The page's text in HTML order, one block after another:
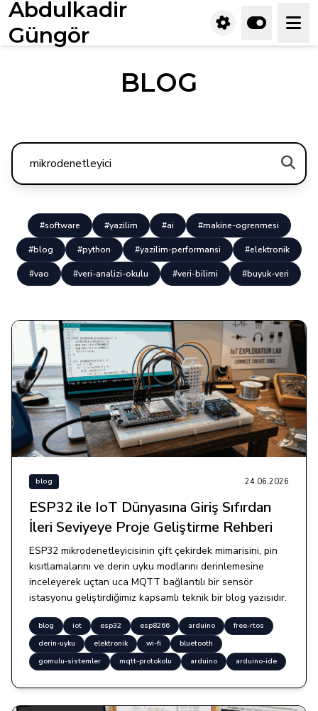
Abdulkadir
Güngör
BLOG
#software #yazilim #ai #makine-ogrenmesi
#blog #python #yazilim-performansi #elektronik
#vao #veri-analizi-okulu #veri-bilimi #buyuk-veri
blog 24.06.2026
ESP32 ile IoT Dünyasına Giriş Sıfırdan
İleri Seviyeye Proje Geliştirme Rehberi
ESP32 mikrodenetleyicisinin çift çekirdek mimarisini, pin
kısıtlamalarını ve derin uyku modlarını derinlemesine
inceleyerek uçtan uca MQTT bağlantılı bir sensör
istasyonu geliştirdiğimiz kapsamlı teknik bir blog yazısıdır.
blog iot esp32 esp8266 arduino
free-rtos
derin-uyku
elektronik wi-fi
bluetooth
gomulu-sistemler
mqtt-protokolu arduino arduino-ide